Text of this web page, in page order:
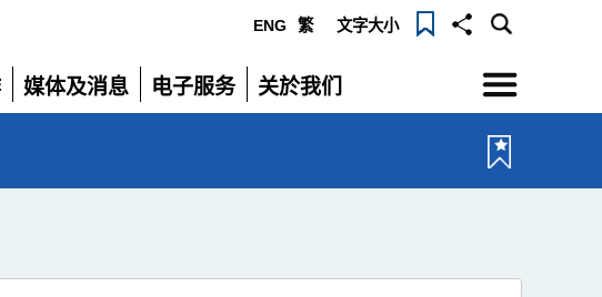
ENG 繁 文字大小
媒体及消息
展
电子服务
展
关於我们
展
选
单